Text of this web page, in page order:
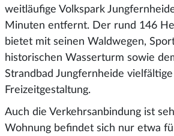
weitläufige Volkspark
Minuten entfernt. Der rund 146
bietet mit seinen Waldwegen,
historischen Wasserturm sowie
Strandbad Jungfernheide
Freizeitgestaltung.
Auch die Verkehrsanbindung ist
Wohnung befindet sich nur etwa